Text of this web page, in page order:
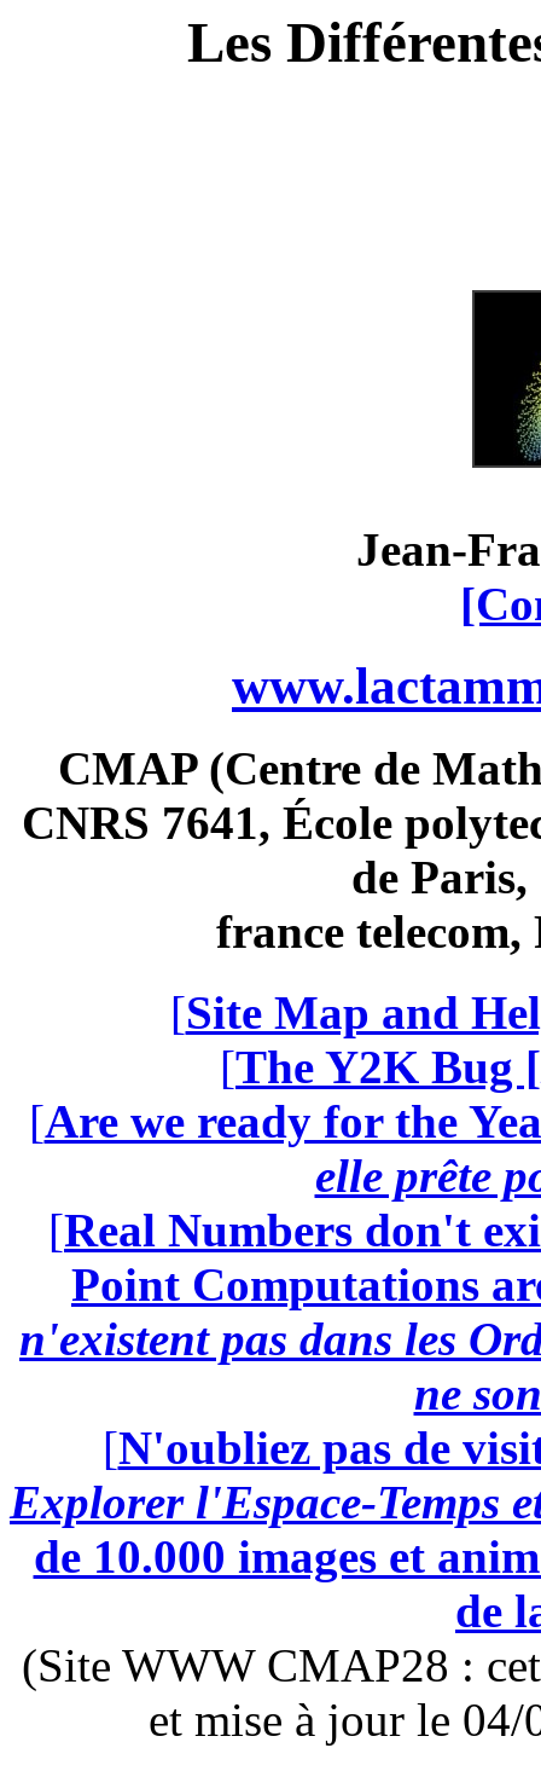
Les
Jean-
CMAP (Centre de
CNRS 7641, École
de
france telecom,
[Site Map and
[The Y2K Bug [
[Are we ready for the
elle prête
[Real Numbers don't
Point Computations
n'existent pas dans les
ne
[N'oubliez pas de
Explorer l'Espace-Temps
de 10.000 images et
de
(Site WWW CMAP28 :
et mise à jour le